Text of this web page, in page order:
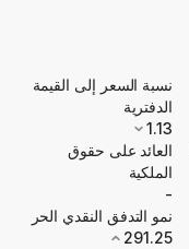
نسبة السعر إلى القيمة
الدفترية
1.13
العائد على حقوق
الملكية
-
نمو التدفق النقدي الحر
291.25